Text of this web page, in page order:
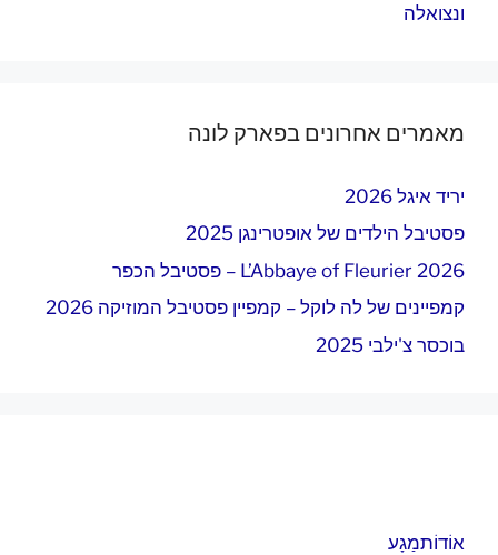
ונצואלה
מאמרים אחרונים בפארק לונה
יריד איגל 2026
פסטיבל הילדים של אופטרינגן 2025
L’Abbaye of Fleurier 2026 – פסטיבל הכפר
קמפיינים של לה לוקל – קמפיין פסטיבל המוזיקה 2026
בוכסר צ'ילבי 2025
אוֹדוֹתמַגָע